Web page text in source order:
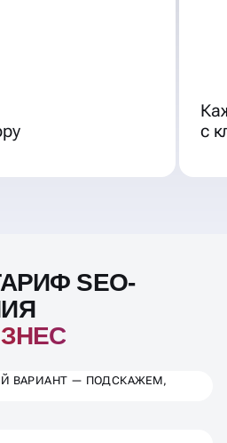
SEO-